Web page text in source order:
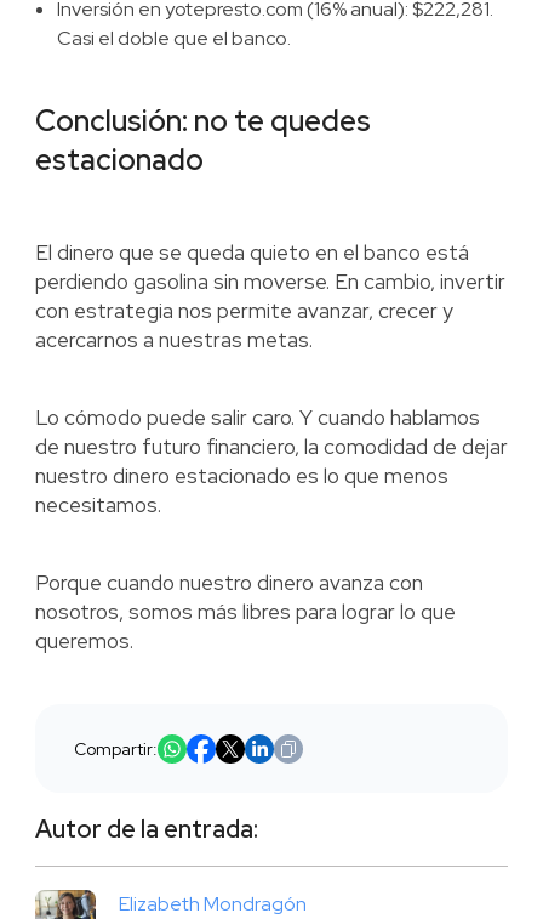
Inversión en yotepresto.com (16% anual): $222,281.
Casi el doble que el banco.
Conclusión: no te quedes
estacionado
El dinero que se queda quieto en el banco está
perdiendo gasolina sin moverse. En cambio, invertir
con estrategia nos permite avanzar, crecer y
acercarnos a nuestras metas.
Lo cómodo puede salir caro. Y cuando hablamos
de nuestro futuro financiero, la comodidad de dejar
nuestro dinero estacionado es lo que menos
necesitamos.
Porque cuando nuestro dinero avanza con
nosotros, somos más libres para lograr lo que
queremos.
Compartir:
Autor de la entrada:
Elizabeth Mondragón